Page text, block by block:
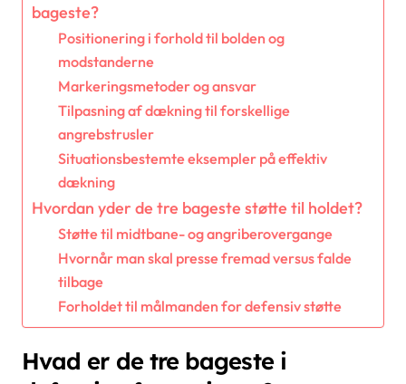
bageste?
Positionering i forhold til bolden og
modstanderne
Markeringsmetoder og ansvar
Tilpasning af dækning til forskellige
angrebstrusler
Situationsbestemte eksempler på effektiv
dækning
Hvordan yder de tre bageste støtte til holdet?
Støtte til midtbane- og angriberovergange
Hvornår man skal presse fremad versus falde
tilbage
Forholdet til målmanden for defensiv støtte
Hvad er de tre bageste i